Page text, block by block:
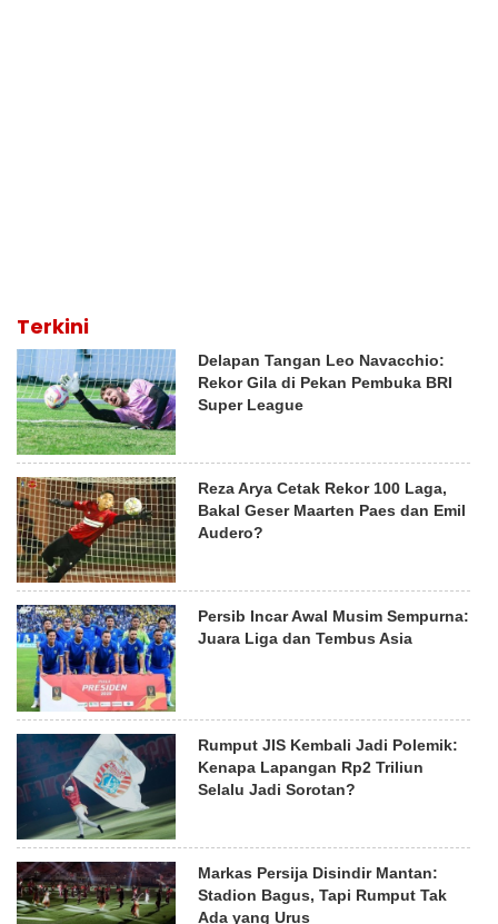
Terkini
Delapan Tangan Leo Navacchio:
Rekor Gila di Pekan Pembuka BRI
Super League
Reza Arya Cetak Rekor 100 Laga,
Bakal Geser Maarten Paes dan Emil
Audero?
Persib Incar Awal Musim Sempurna:
Juara Liga dan Tembus Asia
Rumput JIS Kembali Jadi Polemik:
Kenapa Lapangan Rp2 Triliun
Selalu Jadi Sorotan?
Markas Persija Disindir Mantan:
Stadion Bagus, Tapi Rumput Tak
Ada yang Urus